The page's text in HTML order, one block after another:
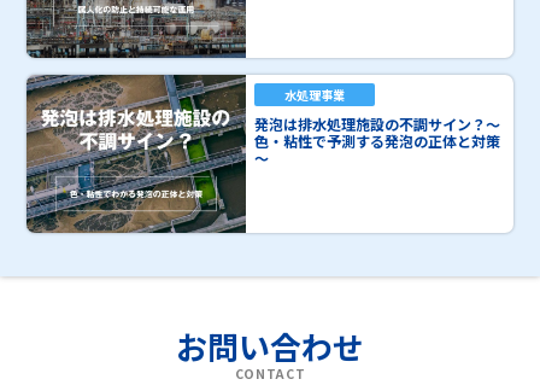
水処理事業
発泡は排水処理施設の不調サイン？～
色・粘性で予測する発泡の正体と対策
～
お問い合わせ
CONTACT